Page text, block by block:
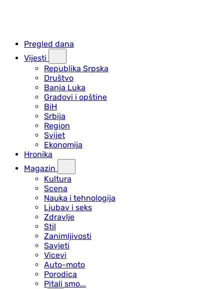
Pregled dana
Vijesti
Republika Srpska
Društvo
Banja Luka
Gradovi i opštine
BiH
Srbija
Region
Svijet
Ekonomija
Hronika
Magazin
Kultura
Scena
Nauka i tehnologija
Ljubav i seks
Zdravlje
Stil
Zanimljivosti
Savjeti
Vicevi
Auto-moto
Porodica
Pitali smo...